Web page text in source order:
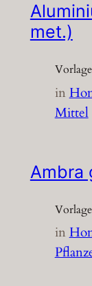
met.)
in
Mittel
Ambra
in